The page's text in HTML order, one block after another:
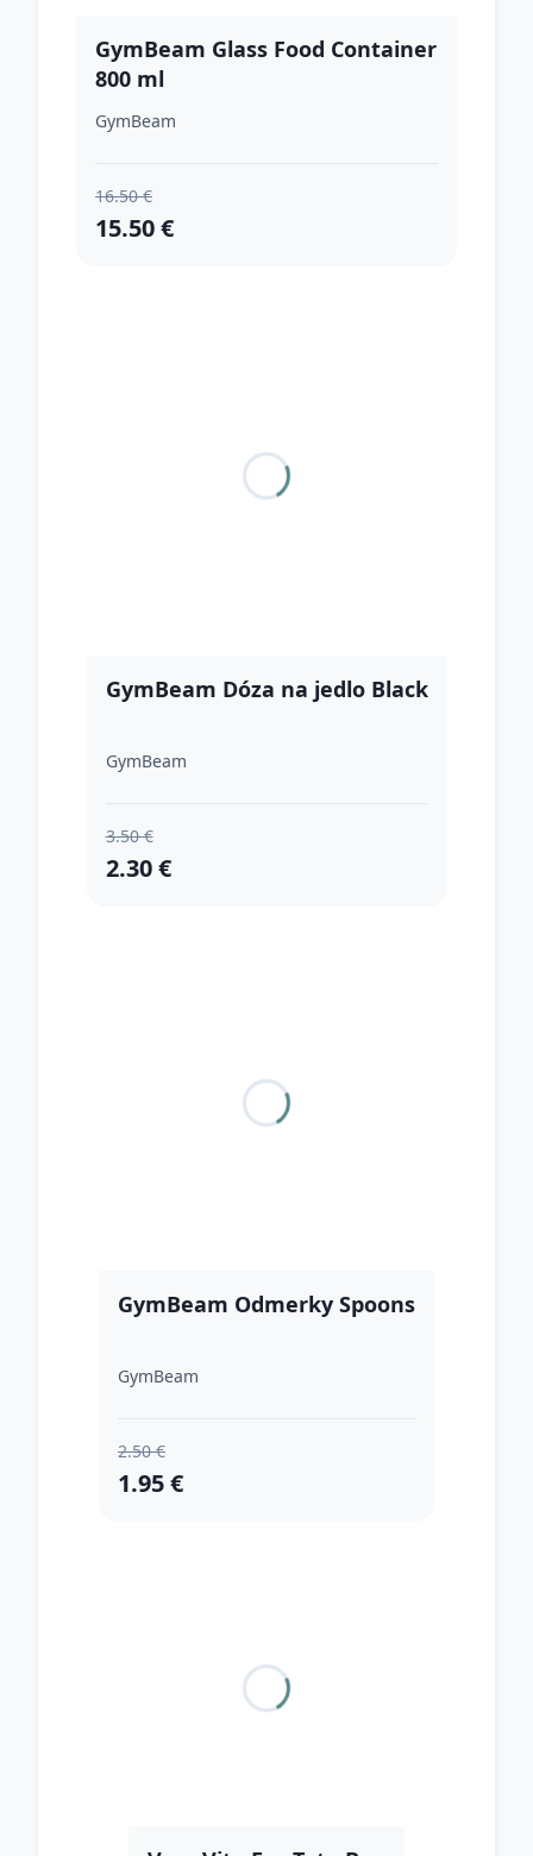
GymBeam Glass Food Container
800 ml
GymBeam
16.50 €
15.50 €
GymBeam Dóza na jedlo Black
GymBeam
3.50 €
2.30 €
GymBeam Odmerky Spoons
GymBeam
2.50 €
1.95 €